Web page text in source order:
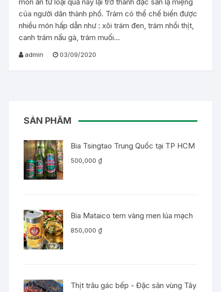
của người dân thành phố. Trám có thể chế biến được
nhiều món hấp dẫn như : xôi trám đen, trám nhồi thịt,
canh trám nấu gà, trám muối…
admin 03/09/2020
SẢN PHẨM
Bia Tsingtao Trung Quốc tại TP HCM
500,000₫
Bia Mataico tem vàng men lúa mạch
850,000₫
Thịt trâu gác bếp - Đặc sản vùng Tây